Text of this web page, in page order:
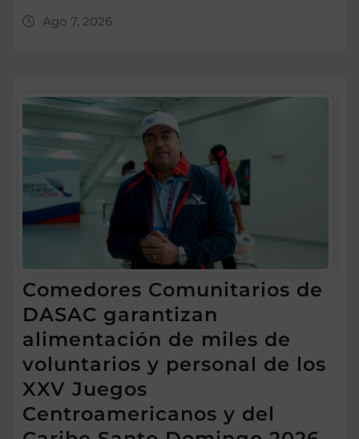
Ago 7, 2026
Comedores Comunitarios de
DASAC garantizan
alimentación de miles de
voluntarios y personal de los
XXV Juegos
Centroamericanos y del